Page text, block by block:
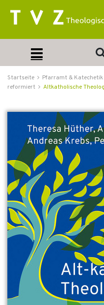
Startseite Pfarramt & Katechetik
reformiert
Altkatholische